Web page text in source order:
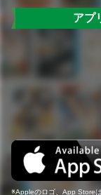
アプ
Appleのロゴ、App Store